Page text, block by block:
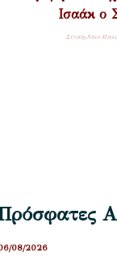
Ισαάκ ο
Σύναξη Νέων
08/2026